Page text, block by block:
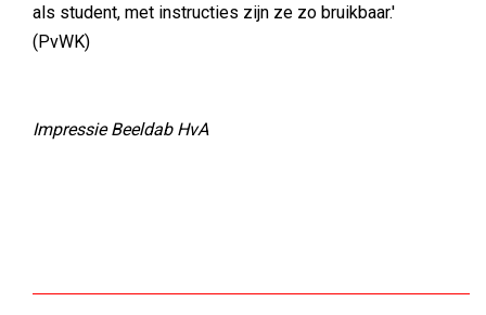
als student, met instructies zijn ze zo bruikbaar.'
(PvWK)
Impressie Beeldab HvA